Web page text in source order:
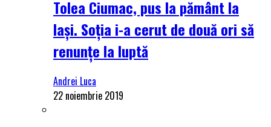
Tolea Ciumac, pus la pământ la
Iași. Soția i-a cerut de două ori să
renunțe la luptă
Andrei Luca
22 noiembrie 2019